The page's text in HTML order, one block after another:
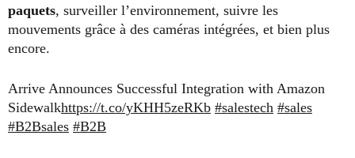
paquets, surveiller l’environnement, suivre les
mouvements grâce à des caméras intégrées, et bien plus
encore.
Arrive Announces Successful Integration with Amazon
Sidewalkhttps://t.co/yKHH5zeRKb #salestech #sales
#B2Bsales #B2B